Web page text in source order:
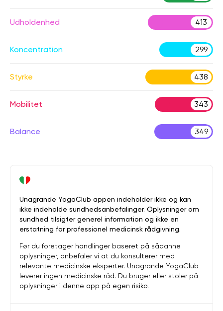
Udholdenhed 413
Koncentration 299
Styrke 438
Mobilitet 343
Balance 349
Unagrande YogaClub appen indeholder ikke og kan
ikke indeholde sundhedsanbefalinger. Oplysninger om
sundhed tilsigter generel information og ikke en
erstatning for professionel medicinsk rådgivning.
Før du foretager handlinger baseret på sådanne
oplysninger, anbefaler vi at du konsulterer med
relevante medicinske eksperter. Unagrande YogaClub
leverer ingen medicinske råd. Du bruger eller stoler på
oplysninger i denne app på egen risiko.